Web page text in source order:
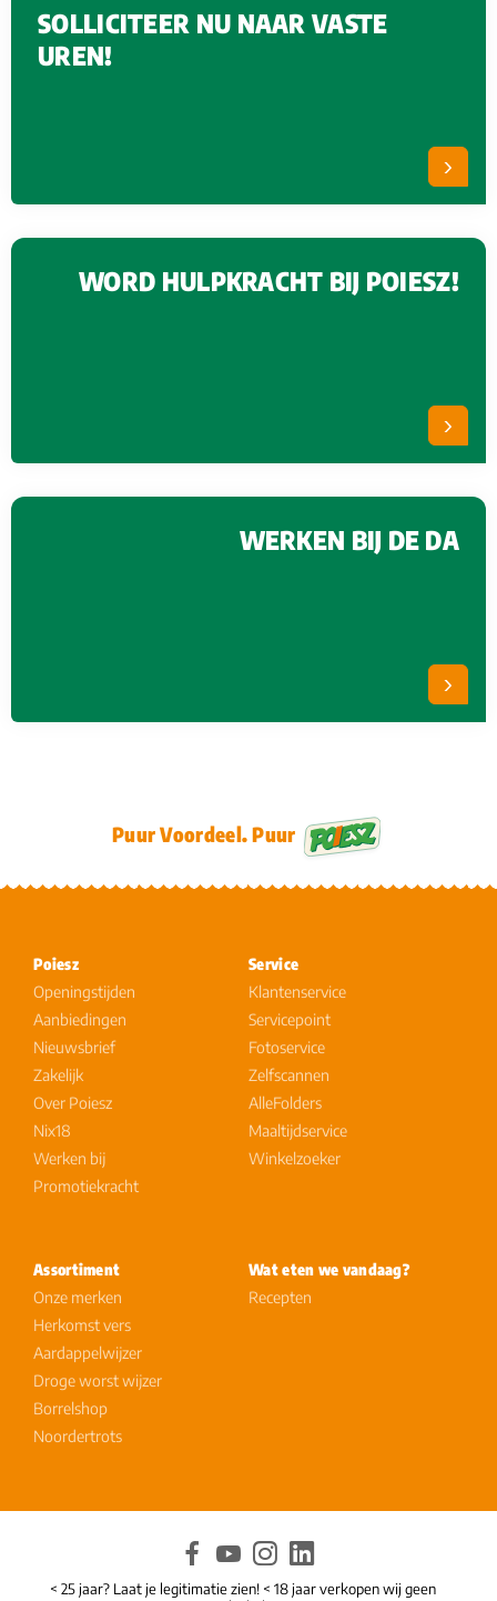
SOLLICITEER NU NAAR VASTE
UREN!
WORD HULPKRACHT BIJ POIESZ!
WERKEN BIJ DE DA
Puur Voordeel. Puur
Poiesz
Openingstijden
Aanbiedingen
Nieuwsbrief
Zakelijk
Over Poiesz
Nix18
Werken bij
Promotiekracht
Service
Klantenservice
Servicepoint
Fotoservice
Zelfscannen
AlleFolders
Maaltijdservice
Winkelzoeker
Assortiment
Onze merken
Herkomst vers
Aardappelwijzer
Droge worst wijzer
Borrelshop
Noordertrots
Wat eten we vandaag?
Recepten
< 25 jaar? Laat je legitimatie zien! < 18 jaar verkopen wij geen